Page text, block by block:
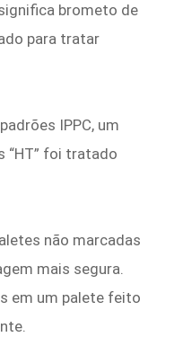
brometo de
para tratar
IPPC, um
“HT” foi tratado
não marcadas
mais segura.
em um palete feito